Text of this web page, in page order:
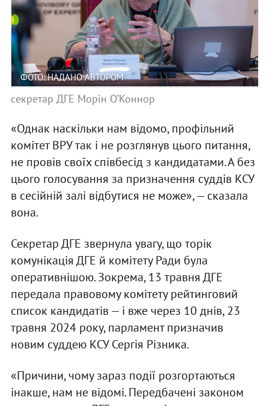
ФОТО: НАДАНО АВТОРОМ
секретар ДГЕ Морін ОʼКоннор
«Однак наскільки нам відомо, профільний
комітет ВРУ так і не розглянув цього питання,
не провів своїх співбесід з кандидатами. А без
цього голосування за призначення суддів КСУ
в сесійній залі відбутися не може», — сказала
вона.
Секретар ДГЕ звернула увагу, що торік
комунікація ДГЕ й комітету Ради була
оперативнішою. Зокрема, 13 травня ДГЕ
передала правовому комітету рейтинговий
список кандидатів — і вже через 10 днів, 23
травня 2024 року, парламент призначив
новим суддею КСУ Сергія Різника.
«Причини, чому зараз події розгортаються
інакше, нам не відомі. Передбачені законом